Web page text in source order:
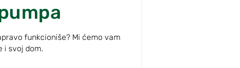
funkcioniše? Mi ćemo vam
i svoj dom.